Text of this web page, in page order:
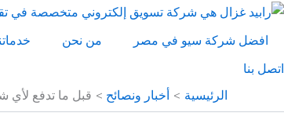
تخطي
المحتوى
افضل شركة سيو في مصر من نحن
اتصل بنا
الرئيسية
أخبار ونصائح قبل ما تدفع لأي